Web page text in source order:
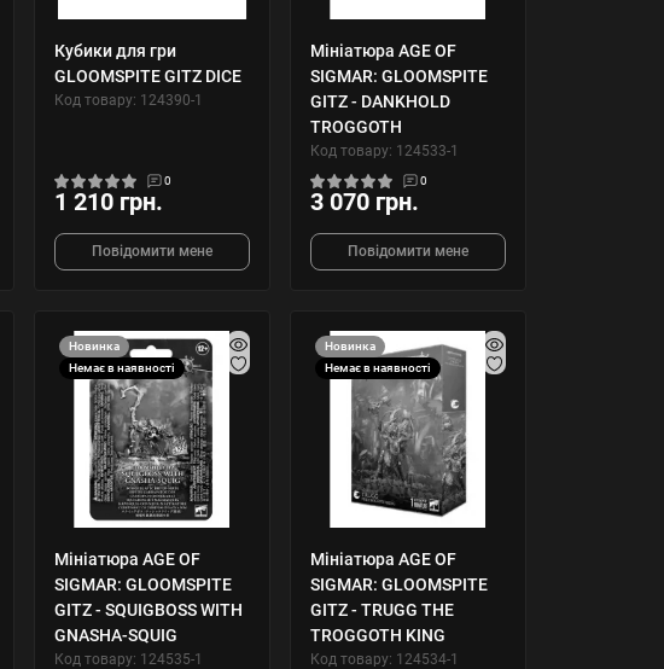
Кубики для гри
GLOOMSPITE GITZ DICE
Код товару: 124390-1
0
1 210 грн.
Повідомити мене
Мініатюра AGE OF
SIGMAR: GLOOMSPITE
GITZ - DANKHOLD
TROGGOTH
Код товару: 124533-1
0
3 070 грн.
Повідомити мене
Новинка
Немає в наявності
Мініатюра AGE OF
SIGMAR: GLOOMSPITE
GITZ - SQUIGBOSS WITH
GNASHA-SQUIG
Код товару: 124535-1
Новинка
Немає в наявності
Мініатюра AGE OF
SIGMAR: GLOOMSPITE
GITZ - TRUGG THE
TROGGOTH KING
Код товару: 124534-1